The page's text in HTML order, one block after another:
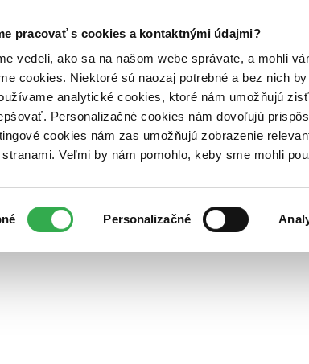
pracovať s cookies a kontaktnými údajmi?
vedeli, ako sa na našom webe správate, a mohli
cookies. Niektoré sú naozaj potrebné a bez nich
analytické cookies, ktoré nám umožňujú
Personalizačné cookies nám dovoľujú
cookies nám zas umožňujú zobrazenie
Veľmi by nám pomohlo, keby sme mohli
Personalizačné
Kontakt